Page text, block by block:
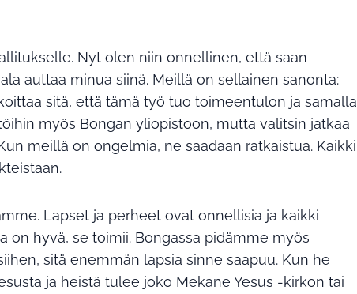
Nyt olen niin onnellinen, että saan
auttaa minua siinä. Meillä on sellainen sanonta:
sitä, että tämä työ tuo toimeentulon ja samalla
myös Bongan yliopistoon, mutta valitsin jatkaa
meillä on ongelmia, ne saadaan ratkaistua. Kaikki
Lapset ja perheet ovat onnellisia ja kaikki
on hyvä, se toimii. Bongassa pidämme myös
sitä enemmän lapsia sinne saapuu. Kun he
ja heistä tulee joko Mekane Yesus -kirkon tai